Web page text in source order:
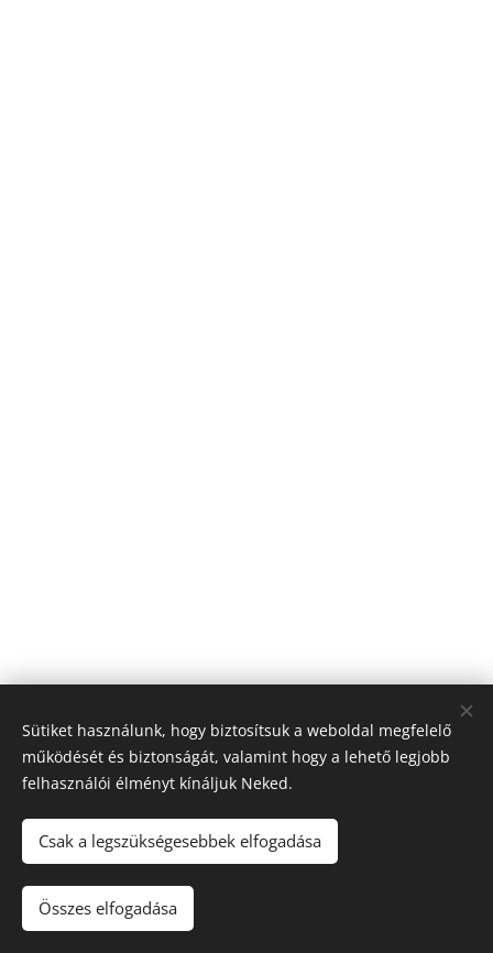
© 2026 Nagyfólia Kft. Minden jog fenntartva
Sütik
Sütiket használunk, hogy biztosítsuk a weboldal megfelelő
működését és biztonságát, valamint hogy a lehető legjobb
felhasználói élményt kínáljuk Neked.
Csak a legszükségesebbek elfogadása
Összes elfogadása